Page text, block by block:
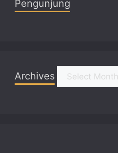
Pengunjung
Archives Archives